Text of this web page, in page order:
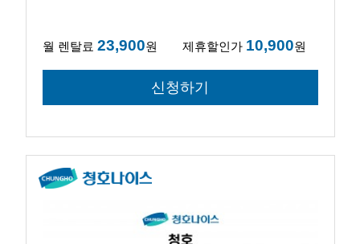
월 렌탈료 23,900원 제휴할인가 10,900원